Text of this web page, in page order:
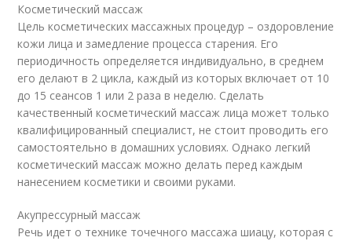
Косметический массаж
Цель косметических массажных процедур – оздоровление
кожи лица и замедление процесса старения. Его
периодичность определяется индивидуально, в среднем
его делают в 2 цикла, каждый из которых включает от 10
до 15 сеансов 1 или 2 раза в неделю. Сделать
качественный косметический массаж лица может только
квалифицированный специалист, не стоит проводить его
самостоятельно в домашних условиях. Однако легкий
косметический массаж можно делать перед каждым
нанесением косметики и своими руками.
Акупрессурный массаж
Речь идет о технике точечного массажа шиацу, которая с